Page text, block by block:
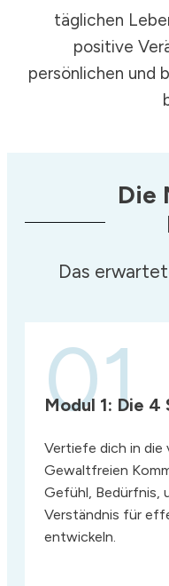
täglichen
positive
persönlichen und
Die
Das
01
Modul 1: Die 4
Vertiefe dich in die
Gewaltfreien
Gefühl, Bedürfnis,
Verständnis für
entwickeln.